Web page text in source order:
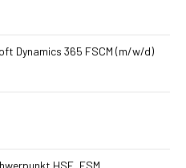
Dynamics 365 FSCM (m/w/d)